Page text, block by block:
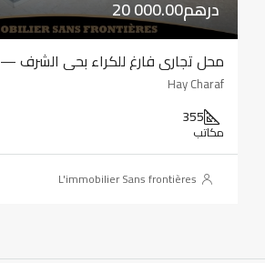
20 000.00درهم
محل تجاري فارغ للكراء بحي الشرف — 355 متر مربع
Hay Charaf
355
مكاتب
L'immobilier Sans frontières